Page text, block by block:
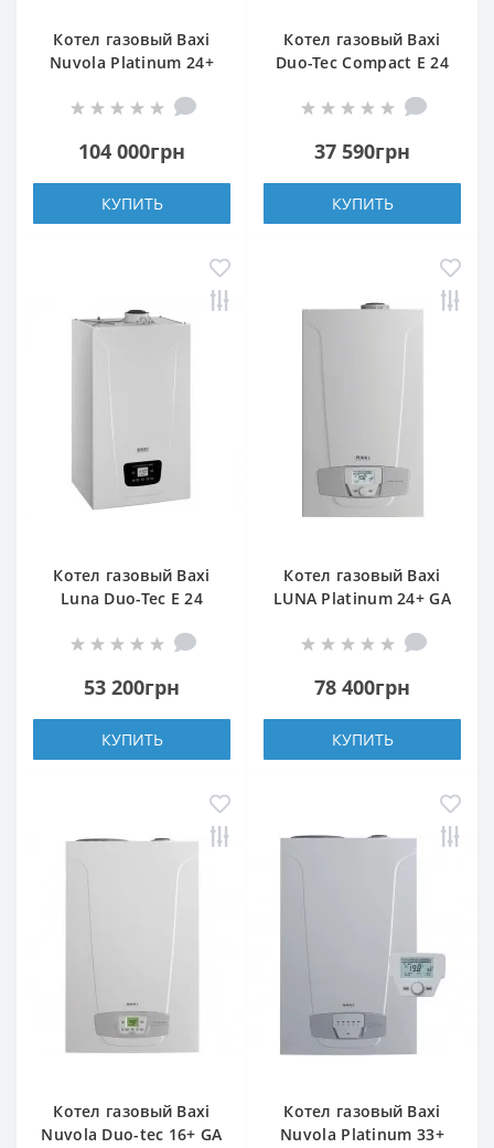
Котел газовый Baxi
Nuvola Platinum 24+
104 000грн
КУПИТЬ
Котел газовый Baxi
Duo-Tec Compact E 24
37 590грн
КУПИТЬ
Котел газовый Baxi
Luna Duo-Tec E 24
53 200грн
КУПИТЬ
Котел газовый Baxi
LUNA Platinum 24+ GA
78 400грн
КУПИТЬ
Котел газовый Baxi
Nuvola Duo-tec 16+ GA
Котел газовый Baxi
Nuvola Platinum 33+